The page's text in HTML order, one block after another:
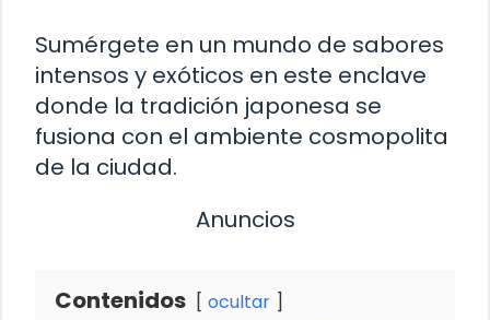
Sumérgete en un mundo de sabores
intensos y exóticos en este enclave
donde la tradición japonesa se
fusiona con el ambiente cosmopolita
de la ciudad.
Anuncios
Contenidos ocultar